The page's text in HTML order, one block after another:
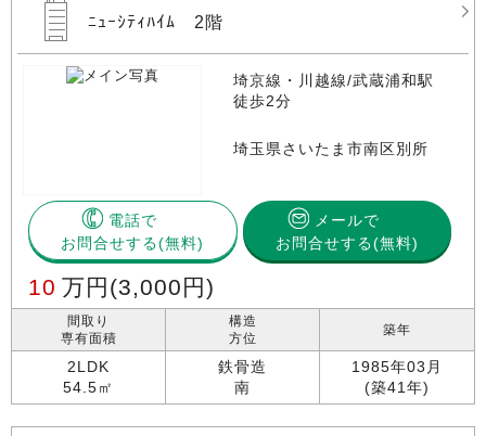
ﾆｭｰｼﾃｨﾊｲﾑ 2階
埼京線・川越線/武蔵浦和駅
徒歩2分
埼玉県さいたま市南区別所
電話で
お問合せする
メールで
お問合せする(無料)
10 万円 (3,000円)
間取り
専有面積
2LDK
54.5㎡
構造
方位
鉄骨造
南
築年
1985年03月
(築41年)